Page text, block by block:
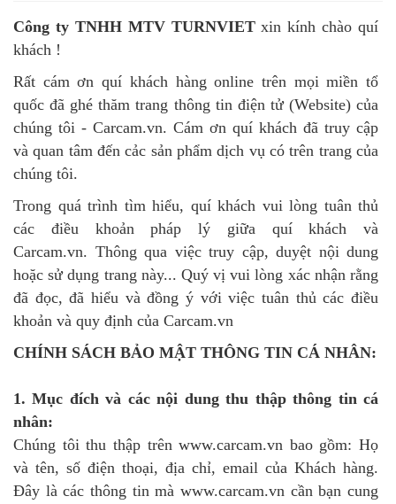
Công ty TNHH MTV TURNVIETxin kính chào quí
khách !
Rất cám ơn quí khách hàng online trên mọi miền tổ
quốc đã ghé thăm trang thông tin điện tử (Website) của
chúng tôi - Carcam.vn. Cám ơn quí khách đã truy cập
và quan tâm đến cảc sản phẩm dịch vụ có trên trang của
chúng tôi.
Trong quá trình tìm hiểu, quí khách vui lòng tuân thủ
các điều khoản pháp lý giữa quí khách và
Carcam.vn. Thông qua việc truy cập, duyệt nội dung
hoặc sử dụng trang này... Quý vị vui lòng xác nhận rằng
đã đọc, đã hiểu và đồng ý với việc tuân thủ các điều
khoản và quy định của Carcam.vn
CHÍNH SÁCH BẢO MẬT THÔNG TIN CÁ NHÂN:
1. Mục đích và các nội dung thu thập thông tin cá
nhân:
Chúng tôi thu thập trên www.carcam.vn bao gồm: Họ
và tên, số điện thoại, địa chỉ, email của Khách hàng.
Đây là các thông tin mà www.carcam.vn cần bạn cung